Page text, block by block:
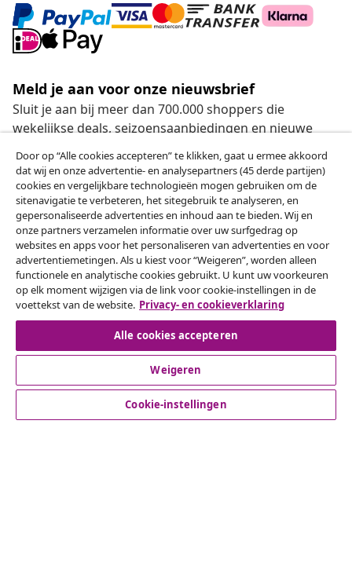
Meld je aan voor onze nieuwsbrief
Sluit je aan bij meer dan 700.000 shoppers die
wekelijkse deals, seizoensaanbiedingen en nieuwe
Onze sociale media
Herroeping van de overeenkomst
Een annulering voor je bestelling indienen
Herroeping van de overeenkomst
Klantenservice
Door op “Alle cookies accepteren” te klikken, gaat u ermee akkoord
dat wij en onze advertentie- en analysepartners (45 derde partijen)
cookies en vergelijkbare technologieën mogen gebruiken om de
sitenavigatie te verbeteren, het sitegebruik te analyseren, en
gepersonaliseerde advertenties en inhoud aan te bieden. Wij en
onze partners verzamelen informatie over uw surfgedrag op
websites en apps voor het personaliseren van advertenties en voor
advertentiemetingen. Als u kiest voor “Weigeren”, worden alleen
functionele en analytische cookies gebruikt. U kunt uw voorkeuren
op elk moment wijzigen via de link voor cookie-instellingen in de
voettekst van de website. Privacy- en cookieverklaring
Alle cookies accepteren
Weigeren
Cookie-instellingen